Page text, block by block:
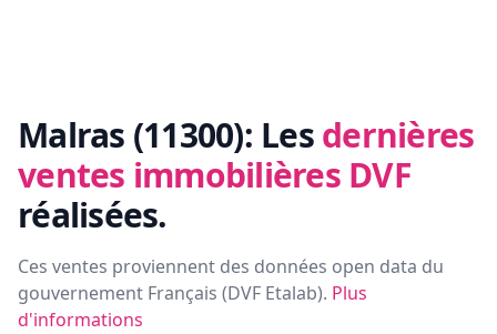
Malras (11300): Les dernières
ventes immobilières DVF
réalisées.
Ces ventes proviennent des données open data du
gouvernement Français (DVF Etalab). Plus
d'informations